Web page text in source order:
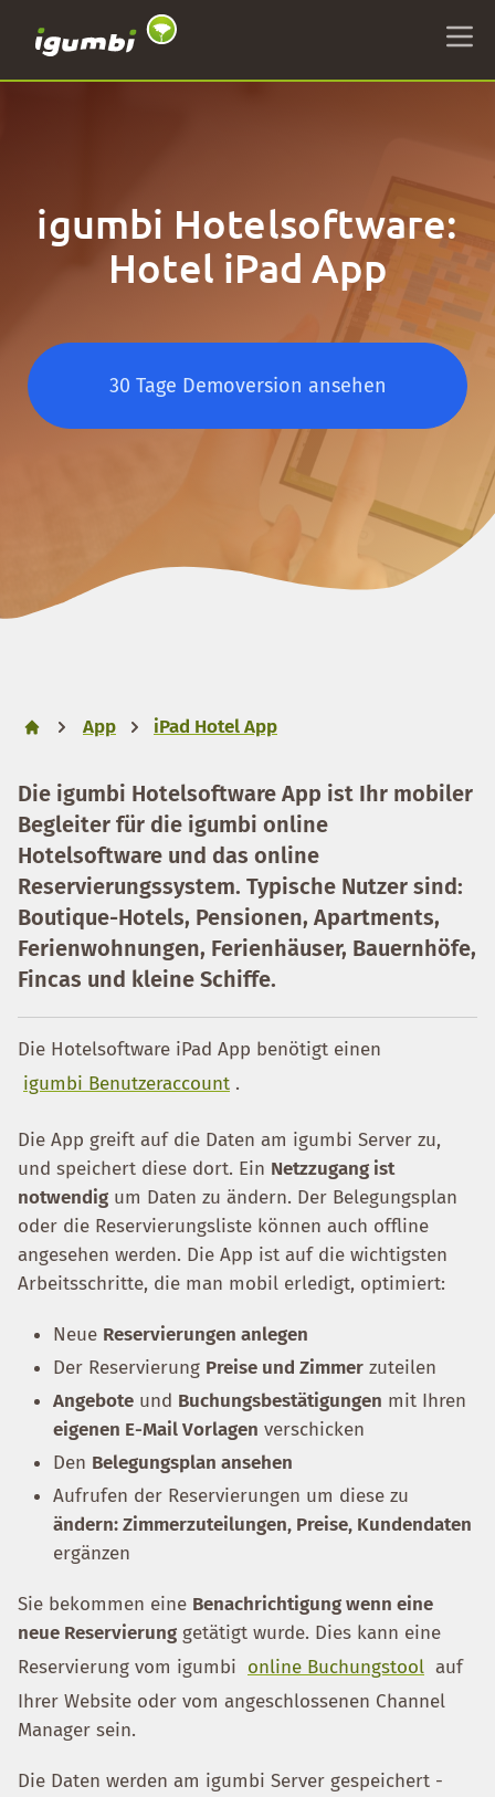
igumbi Hotelsoftware:
Hotel iPad App
30 Tage Demoversion ansehen
App iPad Hotel App
Die igumbi Hotelsoftware App ist Ihr mobiler
Begleiter für die igumbi online
Hotelsoftware und das online
Reservierungssystem. Typische Nutzer sind:
Boutique-Hotels, Pensionen, Apartments,
Ferienwohnungen, Ferienhäuser, Bauernhöfe,
Fincas und kleine Schiffe.
Die Hotelsoftware iPad App benötigt einen
igumbi Benutzeraccount .
Die App greift auf die Daten am igumbi Server zu,
und speichert diese dort. Ein Netzzugang ist
notwendig um Daten zu ändern. Der Belegungsplan
oder die Reservierungsliste können auch offline
angesehen werden. Die App ist auf die wichtigsten
Arbeitsschritte, die man mobil erledigt, optimiert:
Neue Reservierungen anlegen
Der Reservierung Preise und Zimmer zuteilen
Angebote und Buchungsbestätigungen mit Ihren
eigenen E-Mail Vorlagen verschicken
Den Belegungsplan ansehen
Aufrufen der Reservierungen um diese zu
ändern: Zimmerzuteilungen, Preise, Kundendaten
ergänzen
Sie bekommen eine Benachrichtigung wenn eine
neue Reservierung getätigt wurde. Dies kann eine
Reservierung vom igumbi online Buchungstool auf
Ihrer Website oder vom angeschlossenen Channel
Manager sein.
Die Daten werden am igumbi Server gespeichert -